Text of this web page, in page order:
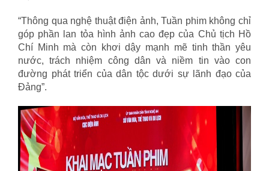
“Thông qua nghệ thuật điện ảnh, Tuần phim không chỉ
góp phần lan tỏa hình ảnh cao đẹp của Chủ tịch Hồ
Chí Minh mà còn khơi dậy mạnh mẽ tinh thần yêu
nước, trách nhiệm công dân và niềm tin vào con
đường phát triển của dân tộc dưới sự lãnh đạo của
Đảng”.